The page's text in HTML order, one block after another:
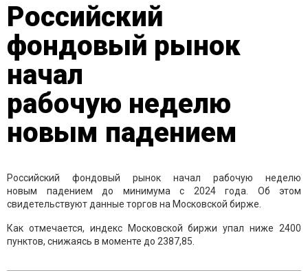
Российский
фондовый рынок
начал
рабочую неделю
новым падением
Российский фондовый рынок начал рабочую неделю
новым падением до минимума с 2024 года. Об этом
свидетельствуют данные торгов на Московской бирже.
Как отмечается, индекс Московской биржи упал ниже 2400
пунктов, снижаясь в моменте до 2387,85.